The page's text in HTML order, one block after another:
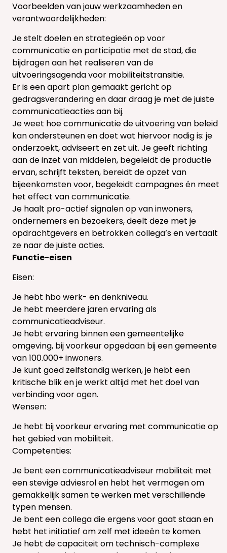
Voorbeelden van jouw werkzaamheden en
verantwoordelijkheden:
Je stelt doelen en strategieën op voor
communicatie en participatie met de stad, die
bijdragen aan het realiseren van de
uitvoeringsagenda voor mobiliteitstransitie.
Er is een apart plan gemaakt gericht op
gedragsverandering en daar draag je met de juiste
communicatieacties aan bij.
Je weet hoe communicatie de uitvoering van beleid
kan ondersteunen en doet wat hiervoor nodig is: je
onderzoekt, adviseert en zet uit. Je geeft richting
aan de inzet van middelen, begeleidt de productie
ervan, schrijft teksten, bereidt de opzet van
bijeenkomsten voor, begeleidt campagnes én meet
het effect van communicatie.
Je haalt pro-actief signalen op van inwoners,
ondernemers en bezoekers, deelt deze met je
opdrachtgevers en betrokken collega’s en vertaalt
ze naar de juiste acties.
Functie-eisen
Eisen:
Je hebt hbo werk- en denkniveau.
Je hebt meerdere jaren ervaring als
communicatieadviseur.
Je hebt ervaring binnen een gemeentelijke
omgeving, bij voorkeur opgedaan bij een gemeente
van 100.000+ inwoners.
Je kunt goed zelfstandig werken, je hebt een
kritische blik en je werkt altijd met het doel van
verbinding voor ogen.
Wensen:
Je hebt bij voorkeur ervaring met communicatie op
het gebied van mobiliteit.
Competenties:
Je bent een communicatieadviseur mobiliteit met
een stevige adviesrol en hebt het vermogen om
gemakkelijk samen te werken met verschillende
typen mensen.
Je bent een collega die ergens voor gaat staan en
hebt het initiatief om zelf met ideeën te komen.
Je hebt de capaciteit om technisch-complexe